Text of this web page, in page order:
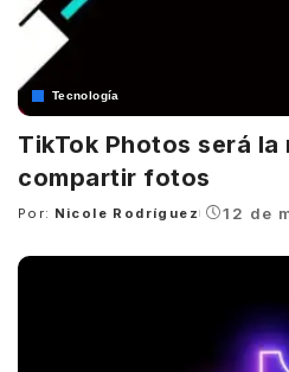
Tecnología
TikTok Photos será
compartir fotos
Posted
Por: Nicole Rodríguez 12 de